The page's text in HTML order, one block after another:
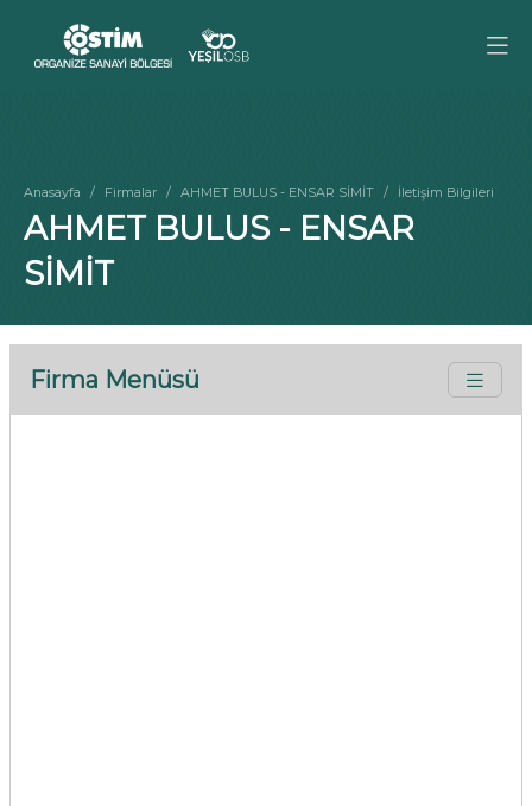
Anasayfa Firmalar AHMET BULUS - ENSAR SİMİT İletişim Bilgileri
AHMET BULUS - ENSAR
SİMİT
Firma Menüsü